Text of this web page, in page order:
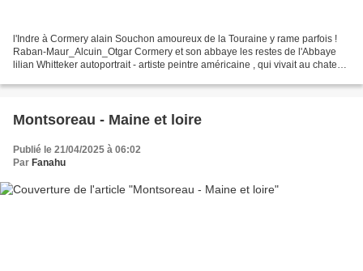
l'Indre à Cormery alain Souchon amoureux de la Touraine y rame parfois !
Raban-Maur_Alcuin_Otgar Cormery et son abbaye les restes de l'Abbaye
lilian Whitteker autoportrait - artiste peintre américaine , qui vivait au chateau
Montsoreau - Maine et loire
Publié le 21/04/2025 à 06:02
Par Fanahu